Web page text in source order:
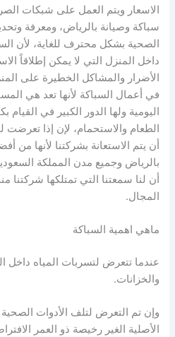
الاسعار ويتم العمل على شبكات
سباكة وصيانة بالرياض، ومعرفة
الصحية بشكل محترف للغاية، لأن
داخل المنزل التي لا يمكن إطلاقاً
الأضرار والمشاكل الخطيرة على
في أعمال السباكة لأنها تعد هي
اليومية ولها الدور الكبير في القيام
الطعام والاستحمام، لإن إذا
أن يتم الاستعانة بشركتنا لأنها من
بالرياض وجميع مدن المملكة
أن لنا سمعتنا التي تمتلكها
المجال.
ماهي اهمية السباكة
عندما تتعرض لتسربات المياه داخل
والخزانات.
وإن تم التعرض لتلف الأدوات الصحية
الأصلية الغير رخيصة ذو العمر